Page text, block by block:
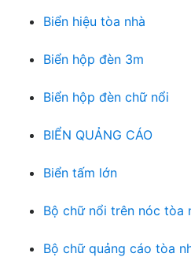
Biển hiệu tòa nhà
Biển hộp đèn 3m
Biển hộp đèn chữ nổi
BIỂN QUẢNG CÁO
Biển tấm lớn
Bộ chữ nổi trên nóc tòa
Bộ chữ quảng cáo tòa